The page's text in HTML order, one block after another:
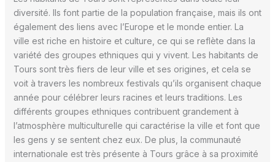
diversité. Ils font partie de la population française, mais ils ont
également des liens avec l’Europe et le monde entier. La
ville est riche en histoire et culture, ce qui se reflète dans la
variété des groupes ethniques qui y vivent. Les habitants de
Tours sont très fiers de leur ville et ses origines, et cela se
voit à travers les nombreux festivals qu’ils organisent chaque
année pour célébrer leurs racines et leurs traditions. Les
différents groupes ethniques contribuent grandement à
l’atmosphère multiculturelle qui caractérise la ville et font que
les gens y se sentent chez eux. De plus, la communauté
internationale est très présente à Tours grâce à sa proximité